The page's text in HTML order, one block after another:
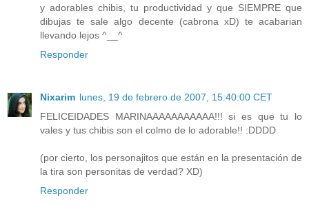
y adorables chibis, tu productividad y que SIEMPRE que
dibujas te sale algo decente (cabrona xD) te acabarian
llevando lejos ^__^
Responder
Nixarim lunes, 19 de febrero de 2007, 15:40:00 CET
FELICEIDADES MARINAAAAAAAAAAA!!! si es que tu lo
vales y tus chibis son el colmo de lo adorable!! :DDDD
(por cierto, los personajitos que están en la presentación de
la tira son personitas de verdad? XD)
Responder